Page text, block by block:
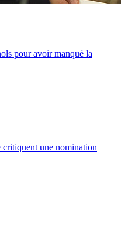
pour avoir manqué la
une nomination